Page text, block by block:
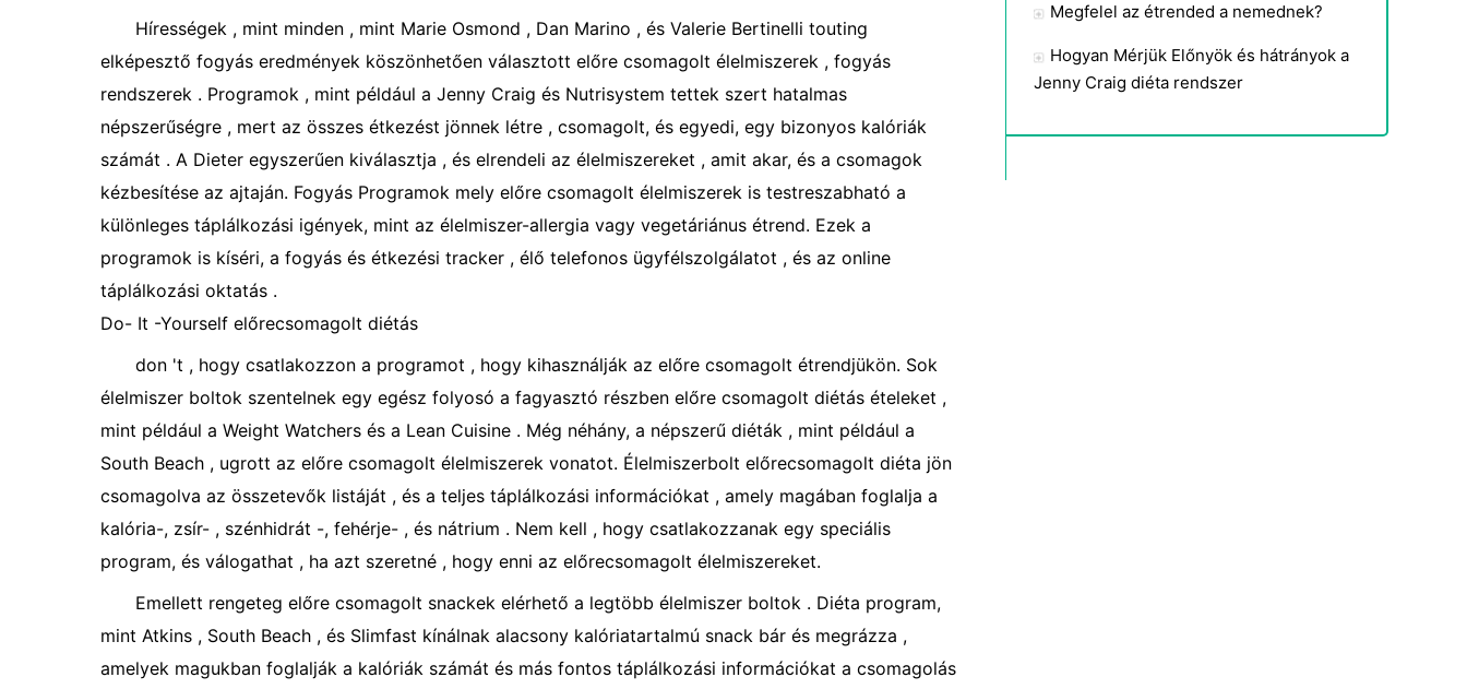
Hírességek , mint minden , mint Marie Osmond , Dan Marino , és Valerie Bertinelli touting
elképesztő fogyás eredmények köszönhetően választott előre csomagolt élelmiszerek , fogyás
rendszerek . Programok , mint például a Jenny Craig és Nutrisystem tettek szert hatalmas
népszerűségre , mert az összes étkezést jönnek létre , csomagolt, és egyedi, egy bizonyos kalóriák
számát . A Dieter egyszerűen kiválasztja , és elrendeli az élelmiszereket , amit akar, és a csomagok
kézbesítése az ajtaján. Fogyás Programok mely előre csomagolt élelmiszerek is testreszabható a
különleges táplálkozási igények, mint az élelmiszer-allergia vagy vegetáriánus étrend. Ezek a
programok is kíséri, a fogyás és étkezési tracker , élő telefonos ügyfélszolgálatot , és az online
táplálkozási oktatás .
Do- It -Yourself előrecsomagolt diétás
don 't , hogy csatlakozzon a programot , hogy kihasználják az előre csomagolt étrendjükön. Sok
élelmiszer boltok szentelnek egy egész folyosó a fagyasztó részben előre csomagolt diétás ételeket ,
mint például a Weight Watchers és a Lean Cuisine . Még néhány, a népszerű diéták , mint például a
South Beach , ugrott az előre csomagolt élelmiszerek vonatot. Élelmiszerbolt előrecsomagolt diéta jön
csomagolva az összetevők listáját , és a teljes táplálkozási információkat , amely magában foglalja a
kalória-, zsír- , szénhidrát -, fehérje- , és nátrium . Nem kell , hogy csatlakozzanak egy speciális
program, és válogathat , ha azt szeretné , hogy enni az előrecsomagolt élelmiszereket.
Emellett rengeteg előre csomagolt snackek elérhető a legtöbb élelmiszer boltok . Diéta program,
mint Atkins , South Beach , és Slimfast kínálnak alacsony kalóriatartalmú snack bár és megrázza ,
amelyek magukban foglalják a kalóriák számát és más fontos táplálkozási információkat a csomagolás
Megfelel az étrended a nemednek?
Hogyan Mérjük Előnyök és hátrányok a
Jenny Craig diéta rendszer